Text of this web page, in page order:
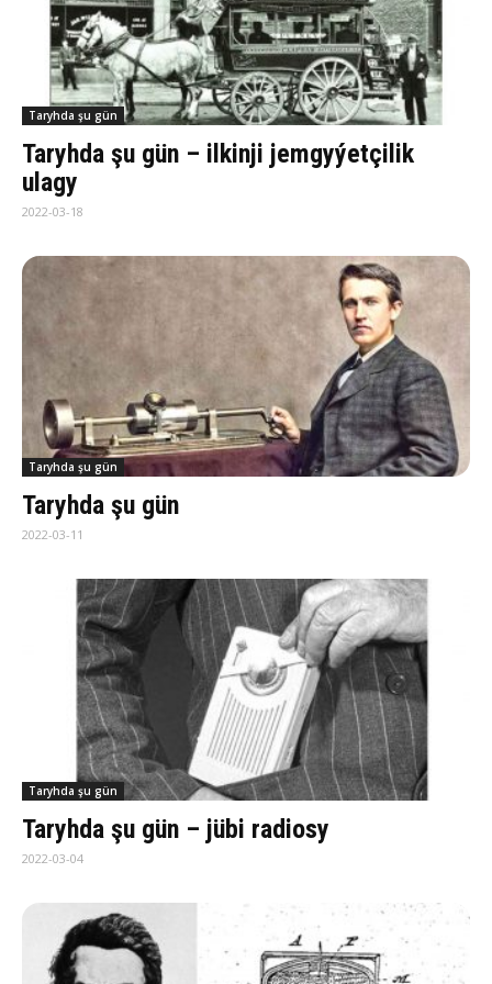
Taryhda şu gün
Taryhda şu gün – ilkinji jemgyýetçilik
ulagy
2022-03-18
Taryhda şu gün
Taryhda şu gün
2022-03-11
Taryhda şu gün
Taryhda şu gün – jübi radiosy
2022-03-04